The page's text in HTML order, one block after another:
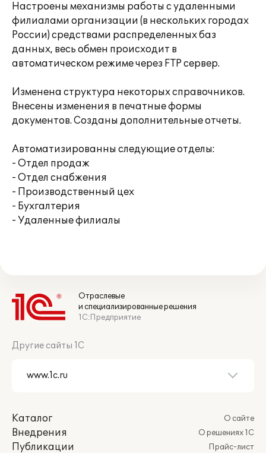
Настроены механизмы работы с удаленными
филиалами организации (в нескольких городах
России) средствами распределенных баз
данных, весь обмен происходит в
автоматическом режиме через FTP сервер.
Изменена структура некоторых справочников.
Внесены изменения в печатные формы
документов. Созданы дополнительные отчеты.
Автоматизированны следующие отделы:
- Отдел продаж
- Отдел снабжения
- Производственный цех
- Бухгалтерия
- Удаленные филиалы
Отраслевые
и специализированные решения
1С:Предприятие
Другие сайты 1С
Каталог
Внедрения
Публикации
О сайте
О решениях 1С
Прайс-лист